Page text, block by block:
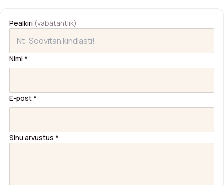
Pealkiri (vabatahtlik)
Nimi *
E-post *
Sinu arvustus *